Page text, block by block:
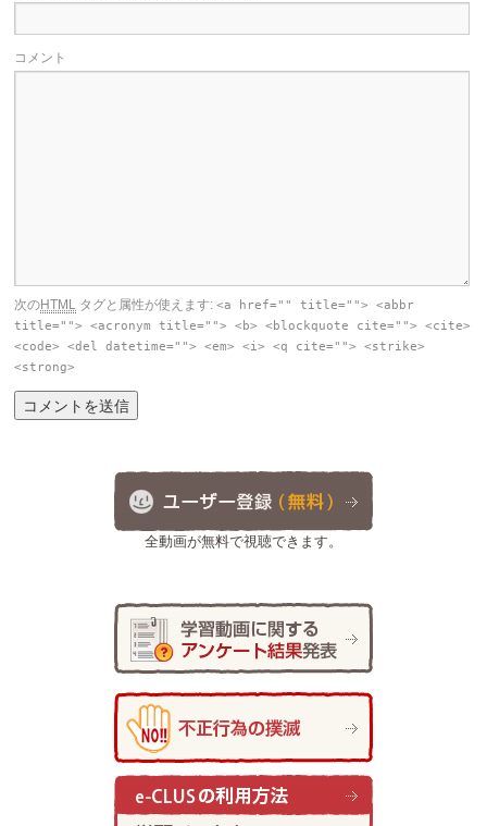
コメント
次のHTML タグと属性が使えます:<a href="" title=""> <abbr
title=""> <acronym title=""> <b> <blockquote cite=""> <cite>
<code> <del datetime=""> <em> <i> <q cite=""> <strike>
<strong>
全動画が無料で視聴できます。